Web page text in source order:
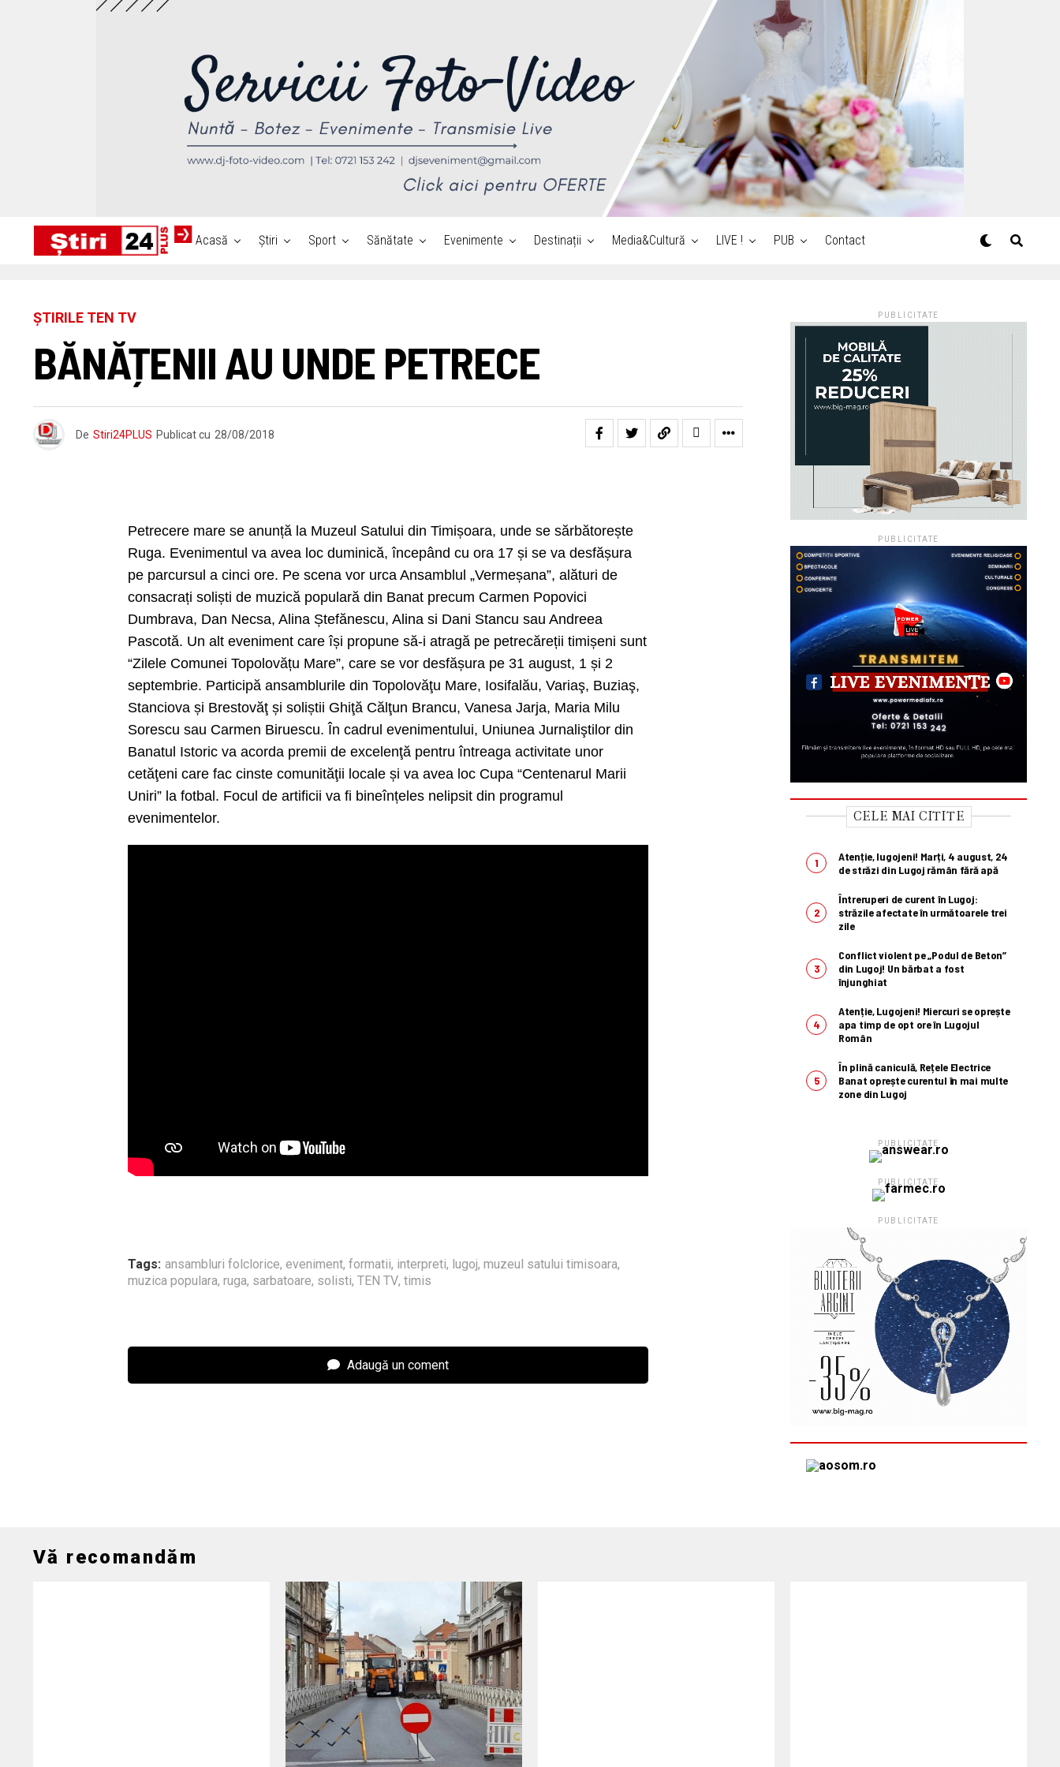
Acasă Știri Sport Sănătate Evenimente Destinații Media&Cultură LIVE ! PUB Contact
ȘTIRILE TEN TV
BĂNĂȚENII AU UNDE PETRECE
De Stiri24PLUS Publicat cu 28/08/2018
Petrecere mare se anunță la Muzeul Satului din Timișoara, unde se sărbătorește
Ruga. Evenimentul va avea loc duminică, începând cu ora 17 și se va desfășura
pe parcursul a cinci ore. Pe scena vor urca Ansamblul „Vermeșana”, alături de
consacrați soliști de muzică populară din Banat precum Carmen Popovici
Dumbrava, Dan Necsa, Alina Ștefănescu, Alina si Dani Stancu sau Andreea
Pascotă. Un alt eveniment care își propune să-i atragă pe petrecăreții timișeni sunt
“Zilele Comunei Topolovățu Mare”, care se vor desfășura pe 31 august, 1 și 2
septembrie. Participă ansamblurile din Topolovăţu Mare, Iosifalău, Variaş, Buziaş,
Stanciova și Brestovăţ și soliștii Ghiţă Călţun Brancu, Vanesa Jarja, Maria Milu
Sorescu sau Carmen Biruescu. În cadrul evenimentului, Uniunea Jurnaliştilor din
Banatul Istoric va acorda premii de excelenţă pentru întreaga activitate unor
cetăţeni care fac cinste comunităţii locale și va avea loc Cupa “Centenarul Marii
Uniri” la fotbal. Focul de artificii va fi bineînțeles nelipsit din programul
evenimentelor.
Tags: ansambluri folclorice, eveniment, formatii, interpreti, lugoj, muzeul satului timisoara,
muzica populara, ruga, sarbatoare, solisti, TEN TV, timis
Adaugă un coment
PUBLICITATE
PUBLICITATE
CELE MAI CITITE
Atenție, lugojeni! Marți, 4 august, 24
de străzi din Lugoj rămân fără apă
Întreruperi de curent în Lugoj:
străzile afectate în următoarele trei
zile
Conflict violent pe „Podul de Beton”
din Lugoj! Un bărbat a fost
înjunghiat
Atenție, Lugojeni! Miercuri se oprește
apa timp de opt ore în Lugojul
Român
În plină caniculă, Rețele Electrice
Banat oprește curentul în mai multe
zone din Lugoj
PUBLICITATE
PUBLICITATE
PUBLICITATE
Vă recomandăm